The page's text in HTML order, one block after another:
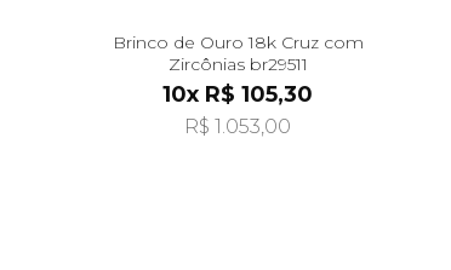
Brinco de Ouro 18k Cruz com
Zircônias br29511
10x R$ 105,30
R$ 1.053,00